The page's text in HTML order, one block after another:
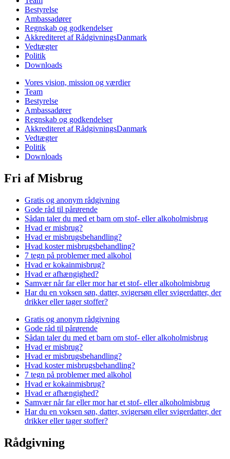
Bestyrelse
Ambassadører
Regnskab og godkendelser
Akkrediteret af RådgivningsDanmark
Vedtægter
Politik
Downloads
Vores vision, mission og værdier
Team
Bestyrelse
Ambassadører
Regnskab og godkendelser
Akkrediteret af RådgivningsDanmark
Vedtægter
Politik
Downloads
Fri af Misbrug
Gratis og anonym rådgivning
Gode råd til pårørende
Sådan taler du med et barn om stof- eller alkoholmisbrug
Hvad er misbrug?
Hvad er misbrugsbehandling?
Hvad koster misbrugsbehandling?
7 tegn på problemer med alkohol
Hvad er kokainmisbrug?
Hvad er afhængighed?
Samvær når far eller mor har et stof- eller alkoholmisbrug
Har du en voksen søn, datter, svigersøn eller svigerdatter, der
drikker eller tager stoffer?
Gratis og anonym rådgivning
Gode råd til pårørende
Sådan taler du med et barn om stof- eller alkoholmisbrug
Hvad er misbrug?
Hvad er misbrugsbehandling?
Hvad koster misbrugsbehandling?
7 tegn på problemer med alkohol
Hvad er kokainmisbrug?
Hvad er afhængighed?
Samvær når far eller mor har et stof- eller alkoholmisbrug
Har du en voksen søn, datter, svigersøn eller svigerdatter, der
drikker eller tager stoffer?
Rådgivning